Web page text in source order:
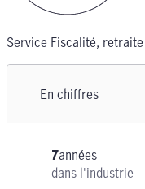
Service Fiscalité,
En chiffres
7années
dans l'industrie